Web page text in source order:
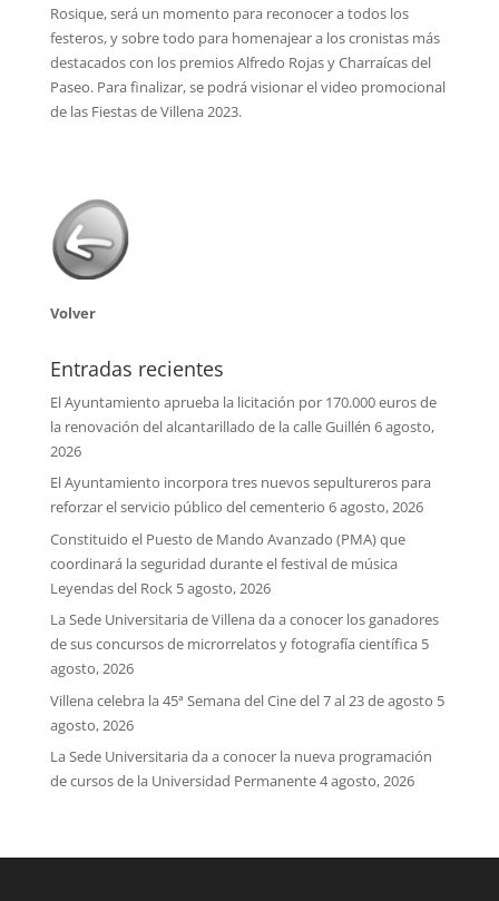
Rosique, será un momento para reconocer a todos los
festeros, y sobre todo para homenajear a los cronistas más
destacados con los premios Alfredo Rojas y Charraícas del
Paseo. Para finalizar, se podrá visionar el video promocional
de las Fiestas de Villena 2023.
Volver
Entradas recientes
El Ayuntamiento aprueba la licitación por 170.000 euros de
la renovación del alcantarillado de la calle Guillén 6 agosto,
2026
El Ayuntamiento incorpora tres nuevos sepultureros para
reforzar el servicio público del cementerio 6 agosto, 2026
Constituido el Puesto de Mando Avanzado (PMA) que
coordinará la seguridad durante el festival de música
Leyendas del Rock 5 agosto, 2026
La Sede Universitaria de Villena da a conocer los ganadores
de sus concursos de microrrelatos y fotografía científica 5
agosto, 2026
Villena celebra la 45ª Semana del Cine del 7 al 23 de agosto 5
agosto, 2026
La Sede Universitaria da a conocer la nueva programación
de cursos de la Universidad Permanente4 agosto, 2026